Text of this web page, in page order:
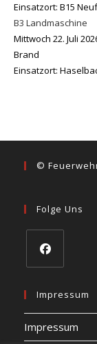
Einsatzort: B15
B3 Landmaschine
Mittwoch 22. Juli
Brand
Einsatzort:
©
Folge Uns
in
a
new
Impressum
Impressum